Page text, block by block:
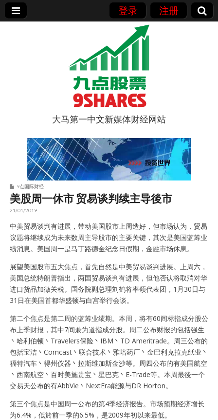
登录 注册
9点股票
大马第一中文新媒体财经网站
9点国际财经
美股周一休市 贸易谈判续主导後市
21/01/2019
中美贸易谈判有进展，带动美国股市上周造好，但市场认为，贸易
议题将继续成为未来数周主导股市的主要关键，其次是美国蓝筹业
绩消息。美国周一是马丁路德金纪念日假期，金融市场休息。
展望美国股市五大焦点，首先自然是中美贸易谈判进展。上周六，
美国总统特朗普指出，两国贸易谈判有进展，但他否认将取消对华
进口货品加徵关税。国务院副总理刘鹤将率领代表团，1月30日与
31日在美国首都华盛顿与白宫举行会谈。
第二个焦点是第二周的蓝筹业绩期。本周，将有60间标指成分股公
布上季财报，其中7间兼为道指成分股。周二公布财报的包括强生
丶哈利伯顿丶Travelers保险丶IBM丶TD Ameritrade。周三公布的
包括宝洁丶Comcast丶联合技术丶雅培药厂丶金巴利克拉克纸业丶
福特汽车丶得州仪器丶拉斯维加斯金沙等。周四公布的有美国航空
丶西南航空丶百时美施贵宝丶星巴克丶E-Trade等。本周最後一个
交易天公布的有AbbVie丶NextEra能源与DR Horton。
第三个焦点是中国周一公布的第4季经济报告。市场预期经济增长
为6.4%，低於前一季的6.5%，是2009年初以来最低。